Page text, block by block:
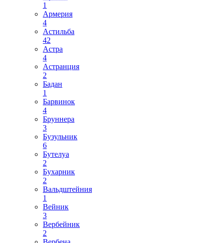
1
Армерия
4
Астильба
42
Астра
4
Астранция
2
Бадан
1
Барвинок
4
Бруннера
3
Бузульник
6
Бутелуа
2
Бухарник
2
Вальдштейния
1
Вейник
3
Вербейник
2